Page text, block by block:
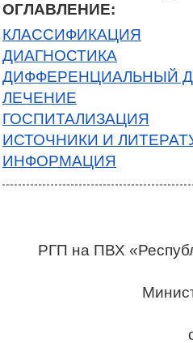
ОГЛАВЛЕНИЕ:
КЛАССИФИКАЦИЯ
ДИАГНОСТИКА
ДИФФЕРЕНЦИАЛЬНЫЙ
ЛЕЧЕНИЕ
ГОСПИТАЛИЗАЦИЯ
ИСТОЧНИКИ И
ИНФОРМАЦИЯ
РГП на ПВХ